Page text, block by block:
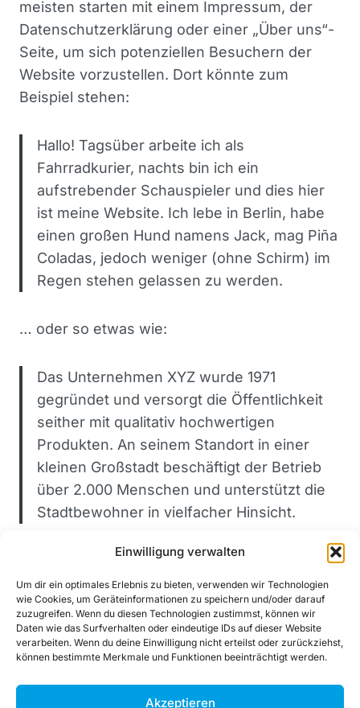
Einwilligung verwalten
Um dir ein optimales Erlebnis zu bieten, verwenden wir Technologien
wie Cookies, um Geräteinformationen zu speichern und/oder darauf
zuzugreifen. Wenn du diesen Technologien zustimmst, können wir
Daten wie das Surfverhalten oder eindeutige IDs auf dieser Website
verarbeiten. Wenn du deine Einwilligung nicht erteilst oder zurückziehst,
können bestimmte Merkmale und Funktionen beeinträchtigt werden.
Akzeptieren
meisten starten mit einem Impressum, der
Datenschutzerklärung oder einer „Über uns“-
Seite, um sich potenziellen Besuchern der
Website vorzustellen. Dort könnte zum
Beispiel stehen:
Hallo! Tagsüber arbeite ich als
Fahrradkurier, nachts bin ich ein
aufstrebender Schauspieler und dies hier
ist meine Website. Ich lebe in Berlin, habe
einen großen Hund namens Jack, mag Piña
Coladas, jedoch weniger (ohne Schirm) im
Regen stehen gelassen zu werden.
… oder so etwas wie:
Das Unternehmen XYZ wurde 1971
gegründet und versorgt die Öffentlichkeit
seither mit qualitativ hochwertigen
Produkten. An seinem Standort in einer
kleinen Großstadt beschäftigt der Betrieb
über 2.000 Menschen und unterstützt die
Stadtbewohner in vielfacher Hinsicht.
Als neuer WordPress-Benutzer solltest du
dein Dashboardaufrufen, um diese Seite zu
löschen und neue Seiten und Beiträge für
deine Website erstellen. Viel Spaß!